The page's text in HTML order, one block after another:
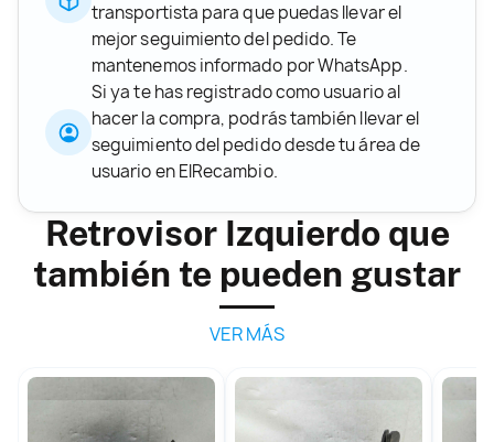
transportista para que puedas llevar el
mejor seguimiento del pedido. Te
mantenemos informado por WhatsApp.
Si ya te has registrado como usuario al
hacer la compra, podrás también llevar el
seguimiento del pedido desde tu área de
usuario en ElRecambio.
Retrovisor Izquierdo que
también te pueden gustar
VER MÁS